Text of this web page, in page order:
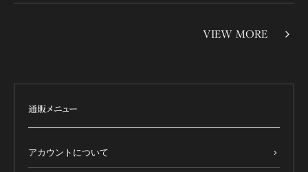
VIEW MORE
通販メニュー
アカウントについて